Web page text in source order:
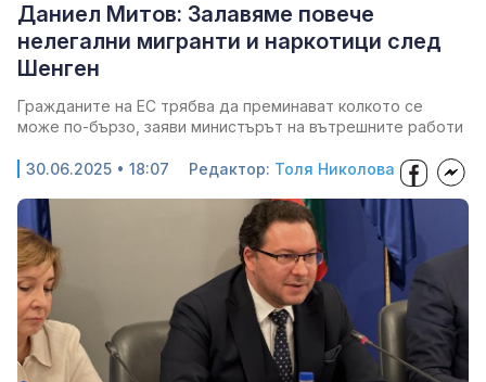
Даниел Митов: Залавяме повече
нелегални мигранти и наркотици след
Шенген
Гражданите на ЕС трябва да преминават колкото се
може по-бързо, заяви министърът на вътрешните работи
30.06.2025 • 18:07 Редактор: Толя Николова